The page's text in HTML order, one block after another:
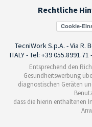
Rechtliche
Cookie-
TecniWork S.p.A. - Via R.
ITALY - Tel: +39
Entsprechend den
Gesundheitswerbung
diagnostischen Geräten
dass die hierin enthaltenen